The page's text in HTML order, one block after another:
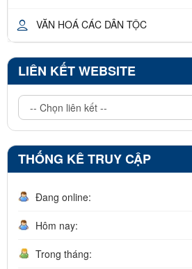
VĂN HOÁ CÁC DÂN TỘC
LIÊN KẾT WEBSITE
THỐNG KÊ TRUY CẬP
Đang online:
Hôm nay:
Trong tháng: